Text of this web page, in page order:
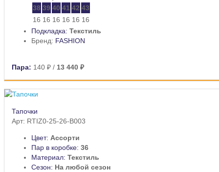
38 39 40 41 42 43
16 16 16 16 16 16
Подкладка: Текстиль
Бренд: FASHION
Пара: 140 ₽ / 13 440 ₽
Тапочки
Арт: RTIZ0-25-26-B003
Цвет: Ассорти
Пар в коробке: 36
Материал: Текстиль
Сезон: На любой сезон